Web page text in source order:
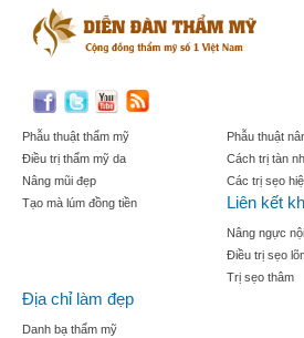
Phẫu thuật thẩm mỹ
Điều trị thẩm mỹ da
Nâng mũi đẹp
Tạo mà lúm đồng tiền
Phẫu thuật
Cách trị tàn
Các trị sẹo
Liên kết
Nâng ngực
Điều trị sẹo
Trị sẹo thâm
Địa chỉ làm đẹp
Danh bạ thẩm mỹ